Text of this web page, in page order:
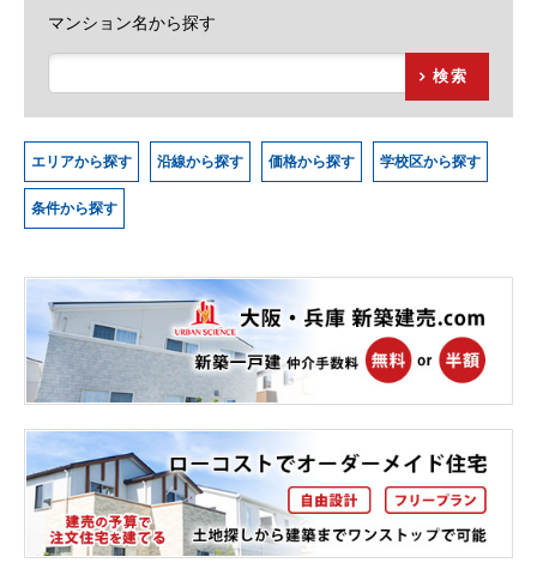
マンション名から探す
検索
エリアから探す 沿線から探す 価格から探す 学校区から探す
条件から探す